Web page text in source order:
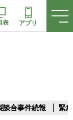
表 アプリ
談合事件続報 緊